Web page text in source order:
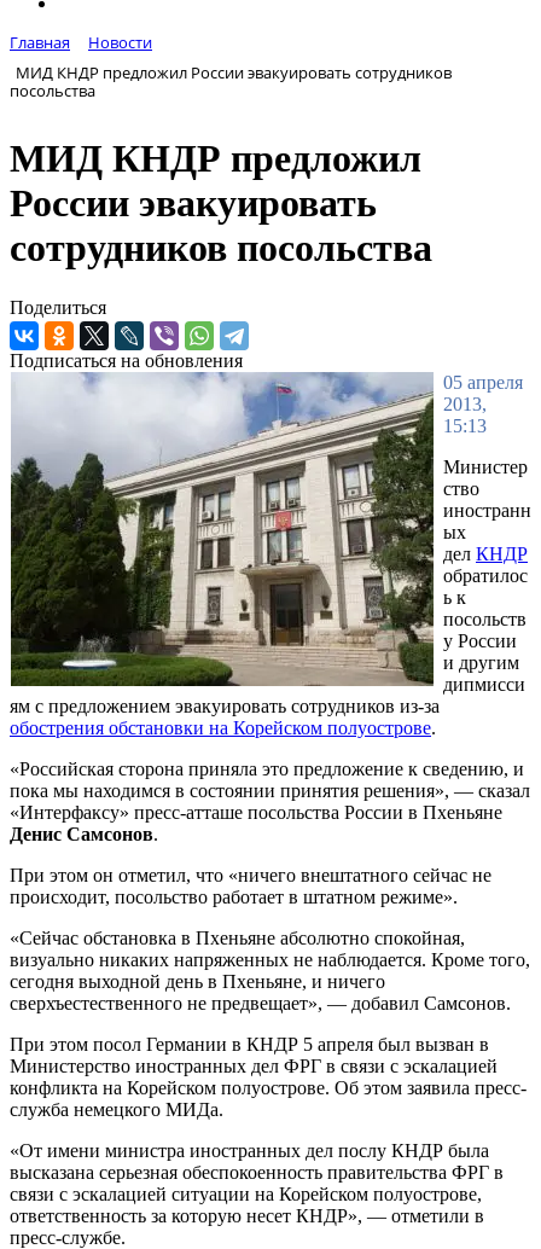
Главная
Новости
МИД КНДР предложил России эвакуировать сотрудников
посольства
МИД КНДР предложил
России эвакуировать
сотрудников посольства
Поделиться
Подписаться на обновления
05 апреля
2013,
15:13
Министер
ство
иностранн
ых
дел КНДР
обратилос
ь к
посольств
у России
и другим
дипмисси
ям с предложением эвакуировать сотрудников из-за
обострения обстановки на Корейском полуострове.
«Российская сторона приняла это предложение к сведению, и
пока мы находимся в состоянии принятия решения», — сказал
«Интерфаксу» пресс-атташе посольства России в Пхеньяне
Денис Самсонов.
При этом он отметил, что «ничего внештатного сейчас не
происходит, посольство работает в штатном режиме».
«Сейчас обстановка в Пхеньяне абсолютно спокойная,
визуально никаких напряженных не наблюдается. Кроме того,
сегодня выходной день в Пхеньяне, и ничего
сверхъестественного не предвещает», — добавил Самсонов.
При этом посол Германии в КНДР 5 апреля был вызван в
Министерство иностранных дел ФРГ в связи с эскалацией
конфликта на Корейском полуострове. Об этом заявила пресс-
служба немецкого МИДа.
«От имени министра иностранных дел послу КНДР была
высказана серьезная обеспокоенность правительства ФРГ в
связи с эскалацией ситуации на Корейском полуострове,
ответственность за которую несет КНДР», — отметили в
пресс-службе.